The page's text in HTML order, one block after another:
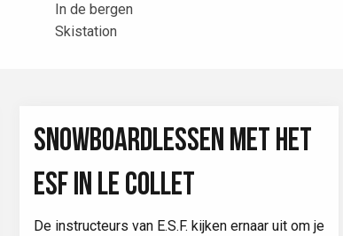
In de bergen
Skistation
SNOWBOARDLESSEN MET HET
ESF IN LE COLLET
De instructeurs van E.S.F. kijken ernaar uit om je